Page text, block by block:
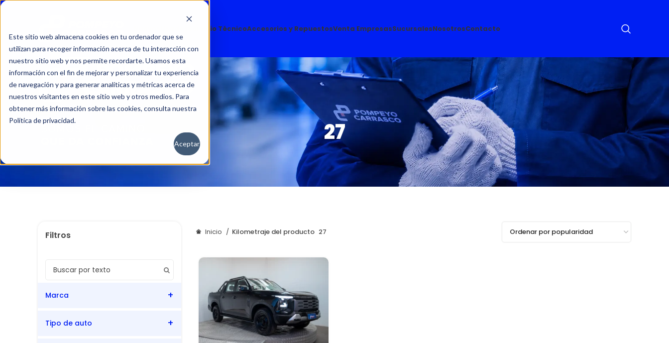
Este sitio web almacena cookies en tu ordenador que se
utilizan para recoger información acerca de tu interacción con
nuestro sitio web y nos permite recordarte. Usamos esta
información con el fin de mejorar y personalizar tu experiencia
de navegación y para generar analíticas y métricas acerca de
nuestros visitantes en este sitio web y otros medios. Para
obtener más información sobre las cookies, consulta nuestra
Política de privacidad.
Aceptar
Servicio TécnicoAccesorios y RepuestosVenta EmpresasSucursalesNosotrosContacto
27
Marca
DFSK
Tipo de auto
Inicio Kilometraje del producto 27